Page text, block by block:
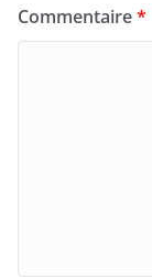
Commentaire*